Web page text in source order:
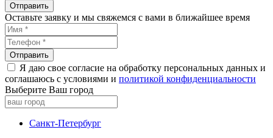
Оставьте заявку и мы свяжемся с вами в ближайшее время
Я даю свое согласие на обработку персональных данных и
соглашаюсь с условиями и политикой конфиденциальности
Выберите Ваш город
Санкт-Петербург